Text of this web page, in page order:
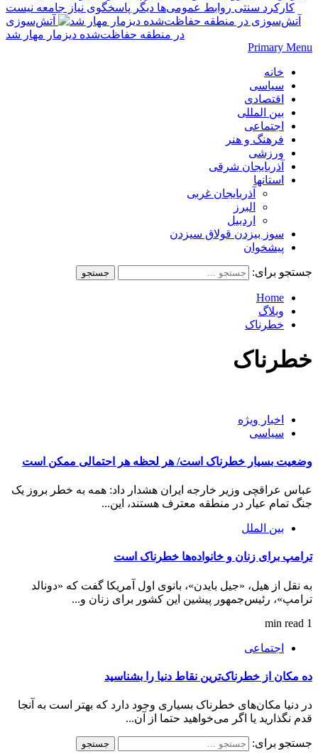
کارکرد سنتی روابط عمومی‌ها دیگر پاسخگوی نیاز جامعه نیست
آتش‌سوزی
در منطقه حفاظت‌شده دیزمار مهار شد
Primary Menu
خانه
سیاسی
اقتصادی
بین المللی
اجتماعی
فرهنگ و هنر
ورزشی
آذربایجان شرقی
استانها
آذربایجان غربی
البرز
اردبیل
سوز بیزدن قولاق سیزدن
پیشخوان
جستجو برای:
Home
وبلاگ
خطرناک
خطرناک
اخبار ویژه
سیاسی
وضعیت بسیار خطرناک است/ هر لحظه هر احتمالی ممکن است
عباس عراقچی وزیر خارجه ایران هشدار داد: همه به خطر بر‌وز یک
جنگ تمام عیار در منطقه معترف هستند، این...
بین الملل
ترامپ برای زنان و خانواده‌ها خطرناک است
به نقل از هیل، «جیل بایدن»، بانوی اول آمریکا ‌گفت که «دونالد
ترامپ»، رئیس‌جمهور پیشین این کشور برای زنان و...
1 min read
اجتماعی
ده مکان از خطرناک‌ترین نقاط دنیا را بشناسید
در دنیا مکان‌های خطرناک بسیاری وجود دارد که بهتر است به آنجا
قدم نگذارید یا اگر می‌خواهید حتما از آن...
جستجو برای: